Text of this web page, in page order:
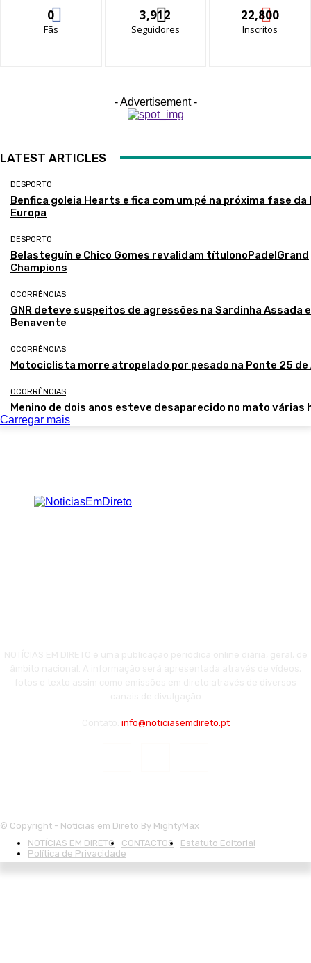
0
Fãs
3,912
Seguidores
22,800
Inscritos
- Advertisement -
LATEST ARTICLES
DESPORTO
Benfica goleia Hearts e fica com um pé na próxima fase da
Europa
DESPORTO
Belasteguín e Chico Gomes revalidam títulonoPadelGrand
Champions
OCORRÊNCIAS
GNR deteve suspeitos de agressões na Sardinha Assada
Benavente
OCORRÊNCIAS
Motociclista morre atropelado por pesado na Ponte 25 de
OCORRÊNCIAS
Menino de dois anos esteve desaparecido no mato várias
Carregar mais
info@noticiasemdireto.pt
© Copyright - Notícias em Direto By MightyMax
NOTÍCIAS EM DIRETO
CONTACTOS
Estatuto Editorial
Política de Privacidade